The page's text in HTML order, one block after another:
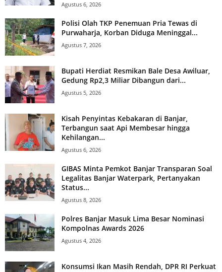
Agustus 6, 2026
Polisi Olah TKP Penemuan Pria Tewas di
Purwaharja, Korban Diduga Meninggal...
Agustus 7, 2026
Bupati Herdiat Resmikan Bale Desa Awiluar,
Gedung Rp2,3 Miliar Dibangun dari...
Agustus 5, 2026
Kisah Penyintas Kebakaran di Banjar,
Terbangun saat Api Membesar hingga
Kehilangan...
Agustus 6, 2026
GIBAS Minta Pemkot Banjar Transparan Soal
Legalitas Banjar Waterpark, Pertanyakan
Status...
Agustus 8, 2026
Polres Banjar Masuk Lima Besar Nominasi
Kompolnas Awards 2026
Agustus 4, 2026
Konsumsi Ikan Masih Rendah, DPR RI Perkuat